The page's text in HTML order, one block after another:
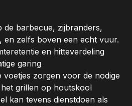
de barbecue, zijbranders,
en zelfs boven een echt vuur.
en hitteverdeling
garing
voetjes zorgen voor de nodige
grillen op houtskool
kan tevens dienstdoen als